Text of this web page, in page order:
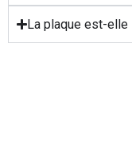
La plaque est-